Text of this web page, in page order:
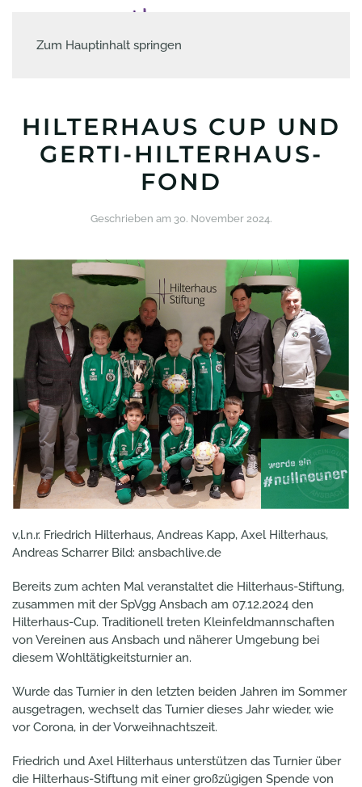
Zum Hauptinhalt springen
HILTERHAUS CUP UND
GERTI-HILTERHAUS-
FOND
Geschrieben am 30. November 2024.
v,l.n.r. Friedrich Hilterhaus, Andreas Kapp, Axel Hilterhaus,
Andreas Scharrer Bild: ansbachlive.de
Bereits zum achten Mal veranstaltet die Hilterhaus-Stiftung,
zusammen mit der SpVgg Ansbach am 07.12.2024 den
Hilterhaus-Cup. Traditionell treten Kleinfeldmannschaften
von Vereinen aus Ansbach und näherer Umgebung bei
diesem Wohltätigkeitsturnier an.
Wurde das Turnier in den letzten beiden Jahren im Sommer
ausgetragen, wechselt das Turnier dieses Jahr wieder, wie
vor Corona, in der Vorweihnachtszeit.
Friedrich und Axel Hilterhaus unterstützen das Turnier über
die Hilterhaus-Stiftung mit einer großzügigen Spende von